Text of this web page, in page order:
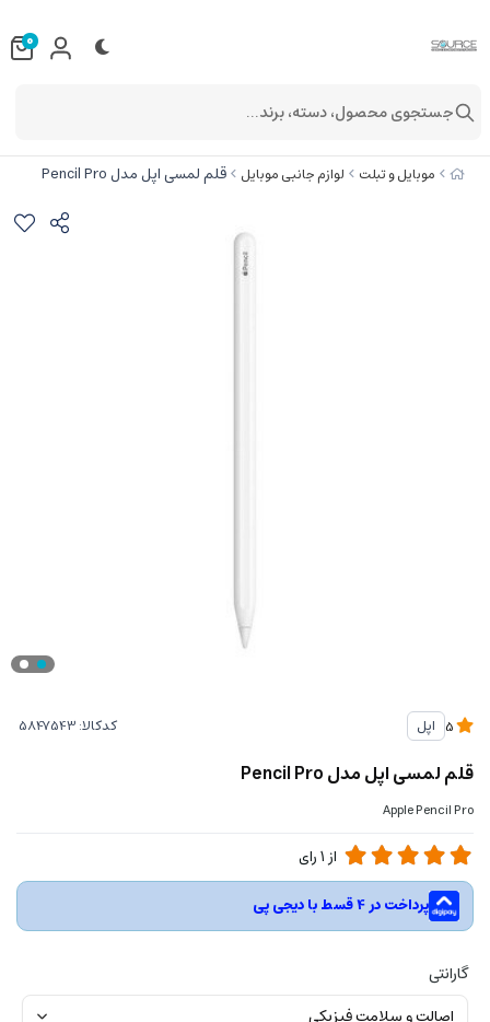
موبایل و تبلت لوازم جانبی موبایل قلم لمسی اپل مدل Pencil Pro
اپل کدکالا:
قلم لمسی اپل مدل Pencil Pro
Apple Pencil Pro
از 1رای
پرداخت در 4 قسط با دیجی پی
گارانتی
0
جستجوی محصول، دسته، برند...